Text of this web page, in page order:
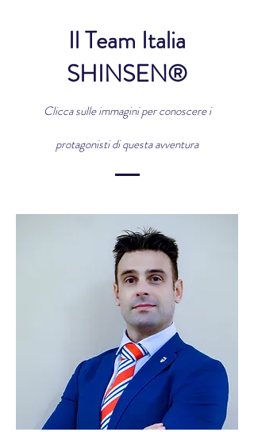
Il Team Italia
SHINSEN®
Clicca sulle immagini per conoscere i
protagonisti di questa avventura